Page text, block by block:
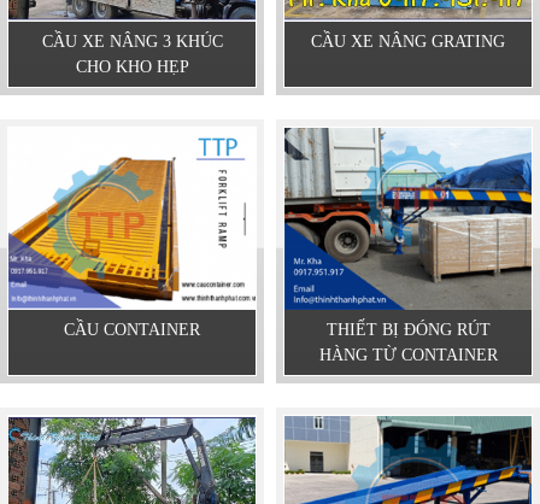
CẦU XE NÂNG 3 KHÚC
CHO KHO HẸP
CẦU XE NÂNG GRATING
CẦU CONTAINER
THIẾT BỊ ĐÓNG RÚT
HÀNG TỪ CONTAINER